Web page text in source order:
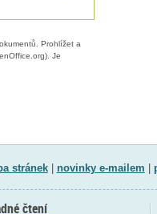
Prohlížet a
Je
stránek| novinky e-mailem
čtení